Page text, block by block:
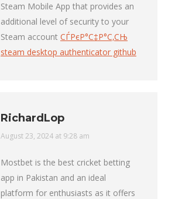
Steam Mobile App that provides an
additional level of security to your
Steam account СЃРєР°С‡Р°С‚СЊ
steam desktop authenticator github
RichardLop
says:
August 23, 2024 at 9:28 am
Mostbet is the best cricket betting
app in Pakistan and an ideal
platform for enthusiasts as it offers